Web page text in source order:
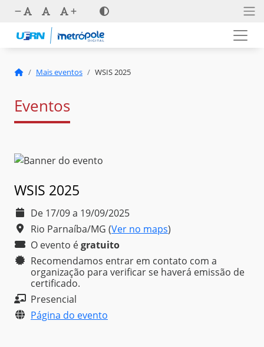
Mais eventos WSIS 2025
Eventos
WSIS 2025
De 17/09 a 19/09/2025
Rio Parnaíba/MG (Ver no maps)
O evento égratuito
Recomendamos entrar em contato com a
organização para verificar se haverá emissão de
certificado.
Presencial
Página do evento